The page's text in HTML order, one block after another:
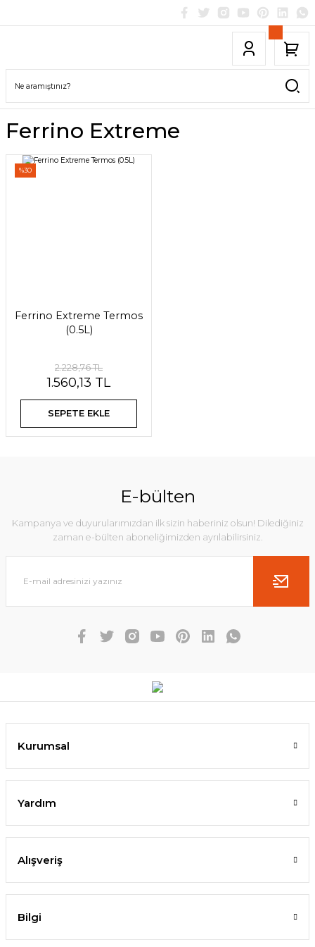
Ferrino Extreme
%30
Ferrino Extreme Termos
(0.5L)
2.228,76 TL
1.560,13 TL
SEPETE EKLE
E-bülten
Kampanya ve duyurularımızdan ilk sizin haberiniz olsun! Dilediğiniz
zaman e-bülten aboneliğimizden ayrılabilirsiniz.
Kurumsal
Yardım
Alışveriş
Bilgi